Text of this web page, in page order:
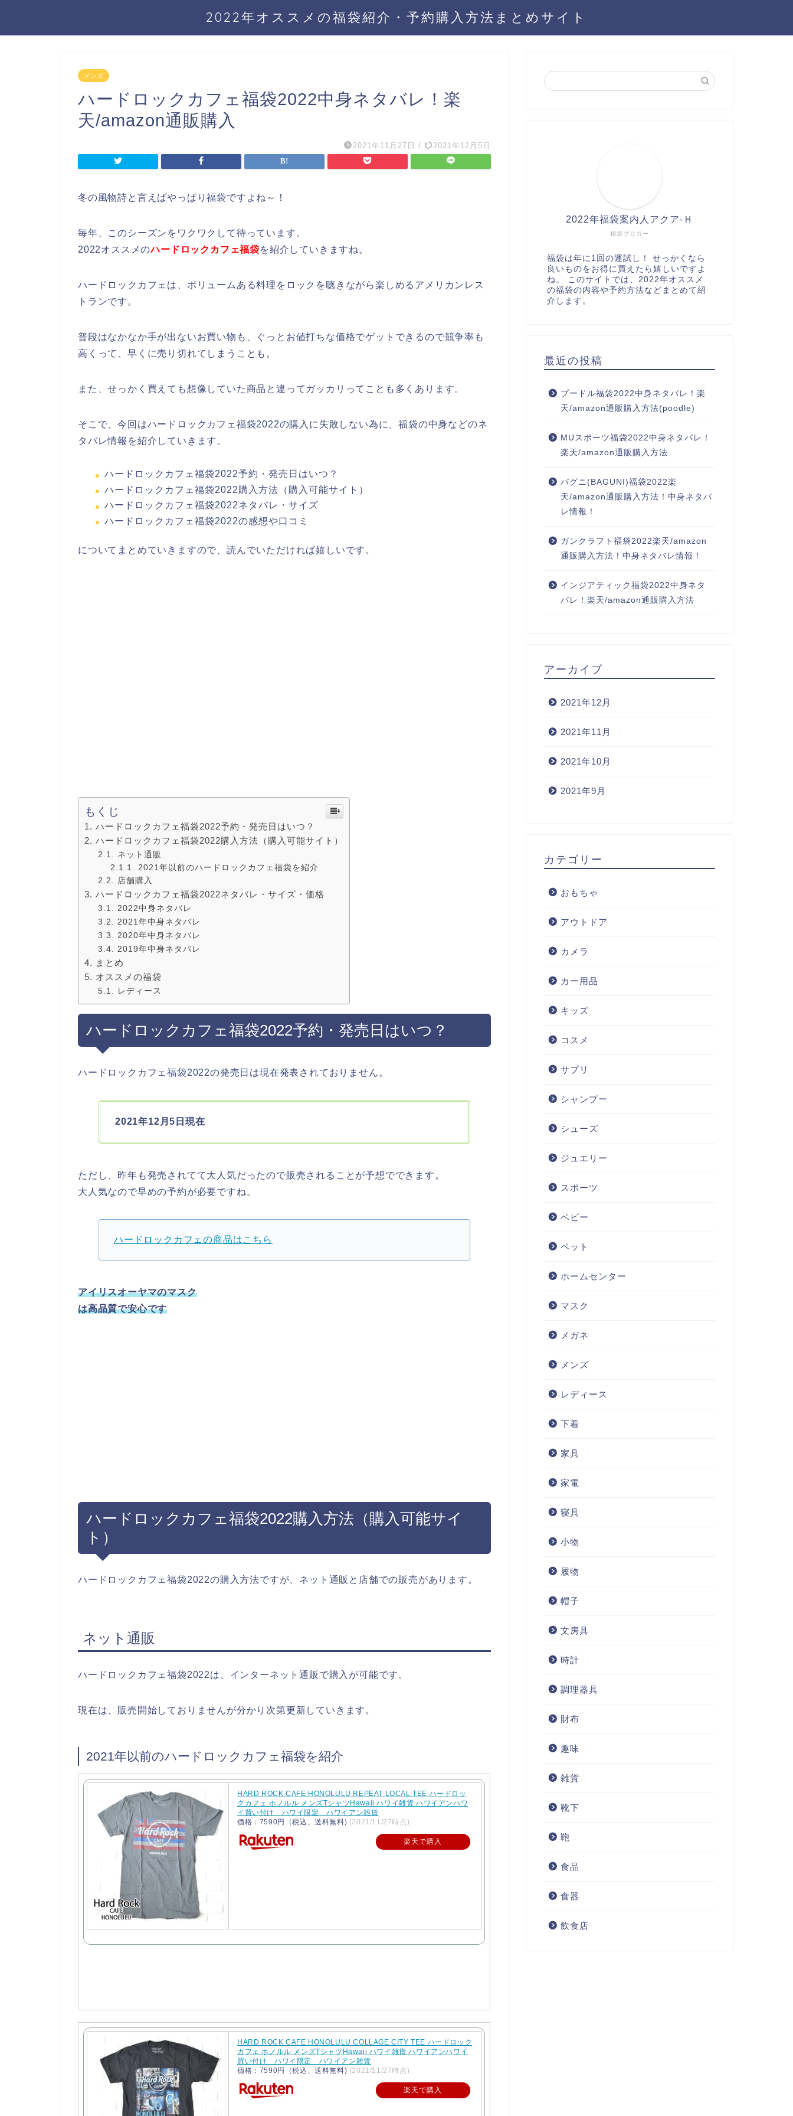
2022年オススメの福袋紹介・予約購入方法まとめサイト
メンズ
ハードロックカフェ福袋2022中身ネタバレ！楽
天/amazon通販購入
2021年11月27日 / 2021年12月5日
冬の風物詩と言えばやっぱり福袋ですよね～！
毎年、このシーズンをワクワクして待っています。
2022オススメのハードロックカフェ福袋を紹介していきますね。
ハードロックカフェは、ボリュームある料理をロックを聴きながら楽しめるアメリカンレス
トランです。
普段はなかなか手が出ないお買い物も、ぐっとお値打ちな価格でゲットできるので競争率も
高くって、早くに売り切れてしまうことも。
また、せっかく買えても想像していた商品と違ってガッカリってことも多くあります。
そこで、今回はハードロックカフェ福袋2022の購入に失敗しない為に、福袋の中身などのネ
タバレ情報を紹介していきます。
ハードロックカフェ福袋2022予約・発売日はいつ？
ハードロックカフェ福袋2022購入方法（購入可能サイト）
ハードロックカフェ福袋2022ネタバレ・サイズ
ハードロックカフェ福袋2022の感想や口コミ
についてまとめていきますので、読んでいただければ嬉しいです。
もくじ
ハードロックカフェ福袋2022予約・発売日はいつ？
ハードロックカフェ福袋2022購入方法（購入可能サイト）
ネット通販
2021年以前のハードロックカフェ福袋を紹介
店舗購入
ハードロックカフェ福袋2022ネタバレ・サイズ・価格
2022中身ネタバレ
2021年中身ネタバレ
2020年中身ネタバレ
2019年中身ネタバレ
まとめ
オススメの福袋
レディース
ハードロックカフェ福袋2022予約・発売日はいつ？
ハードロックカフェ福袋2022の発売日は現在発表されておりません。
2021年12月5日現在
ただし、昨年も発売されてて大人気だったので販売されることが予想でできます。
大人気なので早めの予約が必要ですね。
ハードロックカフェの商品はこちら
アイリスオーヤマのマスク
は高品質で安心です
ハードロックカフェ福袋2022購入方法（購入可能サイ
ト）
ハードロックカフェ福袋2022の購入方法ですが、ネット通販と店舗での販売があります。
ネット通販
ハードロックカフェ福袋2022は、インターネット通販で購入が可能です。
現在は、販売開始しておりませんが分かり次第更新していきます。
2021年以前のハードロックカフェ福袋を紹介
HARD ROCK CAFE HONOLULU REPEAT LOCAL TEE ハードロッ
クカフェ ホノルル メンズTシャツHawaii ハワイ雑貨 ハワイアンハワ
イ買い付け ハワイ限定 ハワイアン雑貨
価格：7590円（税込、送料無料) (2021/11/27時点)
楽天で購入
HARD ROCK CAFE HONOLULU COLLAGE CITY TEE ハードロック
カフェ ホノルル メンズTシャツHawaii ハワイ雑貨 ハワイアンハワイ
買い付け ハワイ限定 ハワイアン雑貨
価格：7590円（税込、送料無料) (2021/11/27時点)
楽天で購入
福袋ブロガー
2022年福袋案内人アクア-Ｈ
福袋は年に1回の運試し！ せっかくなら
良いものをお得に買えたら嬉しいですよ
ね。 このサイトでは、2022年オススメ
の福袋の内容や予約方法などまとめて紹
介します。
最近の投稿
プードル福袋2022中身ネタバレ！楽
天/amazon通販購入方法(poodle)
MUスポーツ福袋2022中身ネタバレ！
楽天/amazon通販購入方法
バグニ(BAGUNI)福袋2022楽
天/amazon通販購入方法！中身ネタバ
レ情報！
ガンクラフト福袋2022楽天/amazon
通販購入方法！中身ネタバレ情報！
インジアティック福袋2022中身ネタ
バレ！楽天/amazon通販購入方法
アーカイブ
2021年12月
2021年11月
2021年10月
2021年9月
カテゴリー
おもちゃ
アウトドア
カメラ
カー用品
キッズ
コスメ
サプリ
シャンプー
シューズ
ジュエリー
スポーツ
ベビー
ペット
ホームセンター
マスク
メガネ
メンズ
レディース
下着
家具
家電
寝具
小物
履物
帽子
文房具
時計
調理器具
財布
趣味
雑貨
靴下
鞄
食品
食器
飲食店